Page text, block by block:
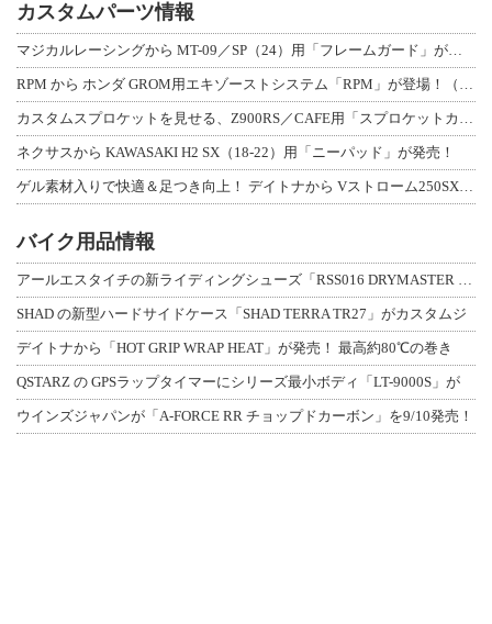
カスタムパーツ情報
マジカルレーシングから MT-09／SP（24）用「フレームガード」が登場！
RPM から ホンダ GROM用エキゾーストシステム「RPM」が登場！（動画あり
カスタムスプロケットを見せる、Z900RS／CAFE用「スプロケットカバーフルキ
ネクサスから KAWASAKI H2 SX（18-22）用「ニーパッド」が発売！
ゲル素材入りで快適＆足つき向上！ デイトナから Vストローム250SX用「快適ロ
バイク用品情報
アールエスタイチの新ライディングシューズ「RSS016 DRYMASTER スト
SHAD の新型ハードサイドケース「SHAD TERRA TR27」がカスタムジ
デイトナから「HOT GRIP WRAP HEAT」が発売！ 最高約80℃の巻き
QSTARZ の GPSラップタイマーにシリーズ最小ボディ「LT-9000S」が
ウインズジャパンが「A-FORCE RR チョップドカーボン」を9/10発売！